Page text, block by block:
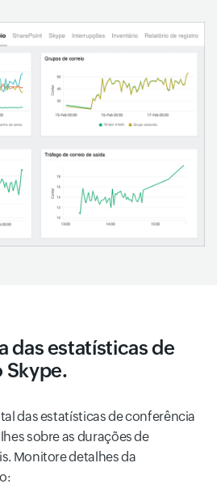
das estatísticas de
Skype.
das estatísticas de conferência
sobre as durações de
Monitore detalhes da